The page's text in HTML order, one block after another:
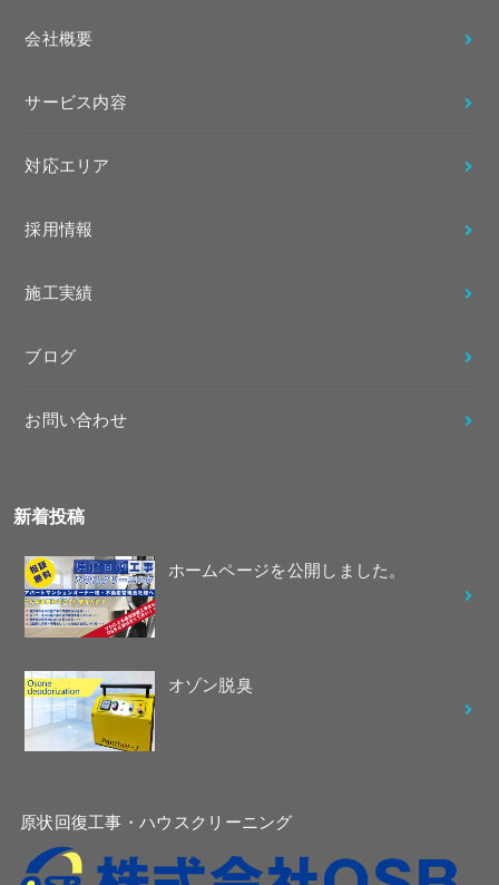
会社概要
サービス内容
対応エリア
採用情報
施工実績
ブログ
お問い合わせ
新着投稿
ホームページを公開しました。
オゾン脱臭
原状回復工事・ハウスクリーニング